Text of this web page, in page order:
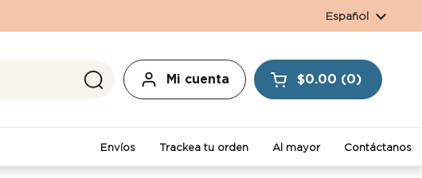
Idioma
Español
Mi cuenta Abrir carrito
$0.00 0
Envíos Trackea tu orden Al mayor Contáctanos